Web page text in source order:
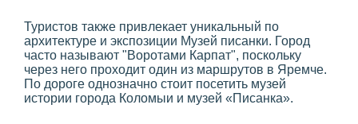
Туристов также привлекает уникальный по
архитектуре и экспозиции Музей писанки. Город
часто называют "Воротами Карпат", поскольку
через него проходит один из маршрутов в Яремче.
По дороге однозначно стоит посетить музей
истории города Коломыи и музей «Писанка».